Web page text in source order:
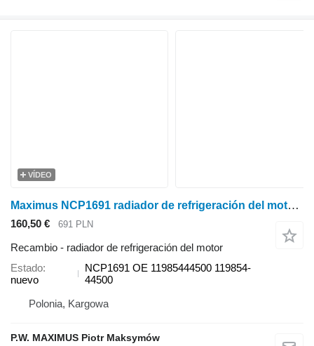
VÍDEO
Maximus NCP1691 radiador de refrigeración del motor para Yanmar F190 F210 F230 minitractor
160,50 € 691 PLN
Recambio - radiador de refrigeración del motor
Estado
nuevo
NCP1691 OE 11985444500 119854-
44500
Polonia, Kargowa
P.W. MAXIMUS Piotr Maksymów